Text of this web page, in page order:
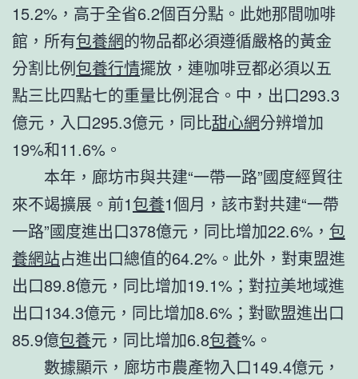
15.2%，高于全省6.2個百分點。此她那間咖啡
館，所有包養網的物品都必須遵循嚴格的黃金
分割比例包養行情擺放，連咖啡豆都必須以五
點三比四點七的重量比例混合。中，出口293.3
億元，入口295.3億元，同比甜心網分辨增加
19%和11.6%。
本年，廊坊市與共建“一帶一路”國度經貿往
來不竭擴展。前1包養1個月，該市對共建“一帶
一路”國度進出口378億元，同比增加22.6%， 包
養網站占進出口總值的64.2%。此外，對東盟進
出口89.8億元，同比增加19.1%；對拉美地域進
出口134.3億元，同比增加8.6%；對歐盟進出口
85.9億包養元，同比增加6.8包養%。
數據顯示，廊坊市農產物入口149.4億元，